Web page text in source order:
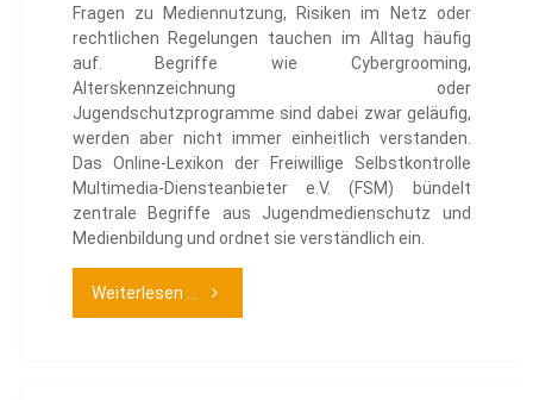
Fragen zu Mediennutzung, Risiken im Netz oder
rechtlichen Regelungen tauchen im Alltag häufig
auf. Begriffe wie Cybergrooming,
Alterskennzeichnung oder
Jugendschutzprogramme sind dabei zwar geläufig,
werden aber nicht immer einheitlich verstanden.
Das Online-Lexikon der Freiwillige Selbstkontrolle
Multimedia-Diensteanbieter e.V. (FSM) bündelt
zentrale Begriffe aus Jugendmedienschutz und
Medienbildung und ordnet sie verständlich ein.
Weiterlesen ... "Wissen